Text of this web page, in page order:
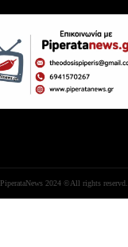
PiperataNews 2024 ©All rights reservd.